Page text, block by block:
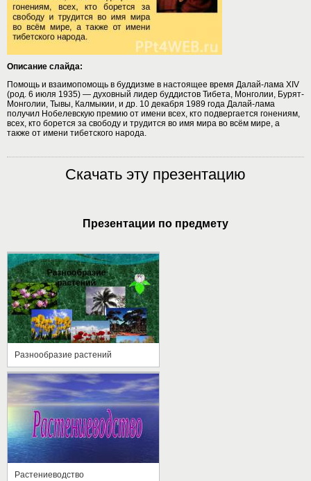
Описание слайда:
Помощь и взаимопомощь в буддизме в настоящее время Далай-лама XIV
(род. 6 июля 1935) — духовный лидер буддистов Тибета, Монголии, Бурят-
Монголии, Тывы, Калмыкии, и др. 10 декабря 1989 года Далай-лама
получил Нобелевскую премию от имени всех, кто подвергается гонениям,
всех, кто борется за свободу и трудится во имя мира во всём мире, а
также от имени тибетского народа.
Скачать эту презентацию
Презентации по предмету
Разнообразие растений
Растениеводство